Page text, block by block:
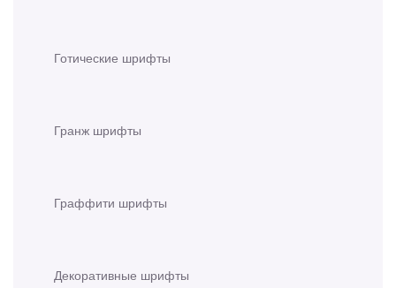
Готические шрифты
Гранж шрифты
Граффити шрифты
Декоративные шрифты